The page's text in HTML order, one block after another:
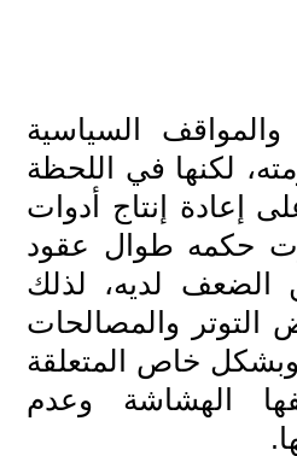
والمواقف السياسية
لكنها في اللحظة
إعادة إنتاج أدوات
حكمه طوال عقود
الضعف لديه، لذلك
التوتر والمصالحات
وبشكل خاص المتعلقة
الهشاشة وعدم